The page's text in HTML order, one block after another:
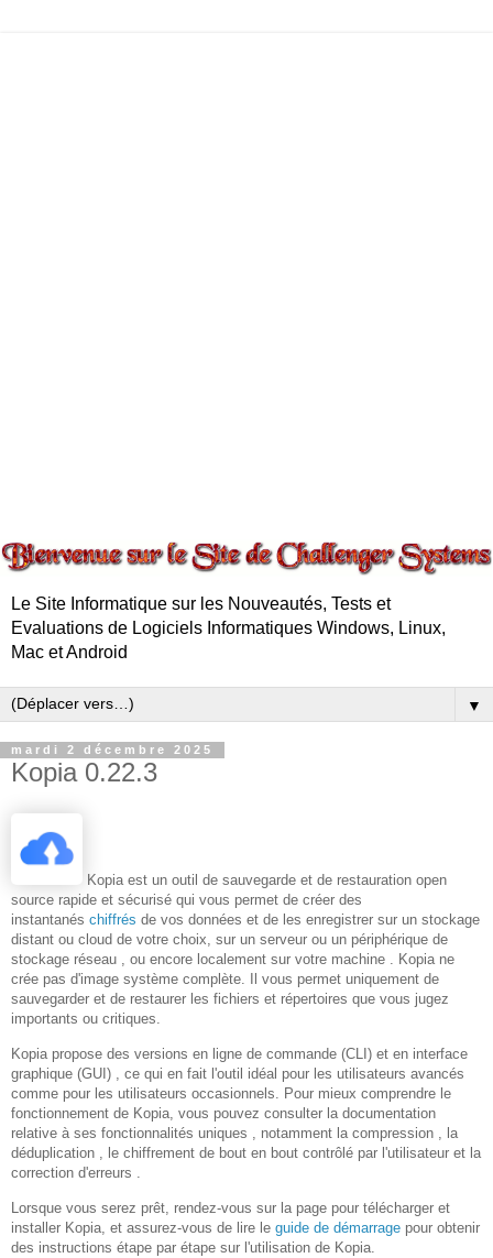
Le Site Informatique sur les Nouveautés, Tests et
Evaluations de Logiciels Informatiques Windows, Linux,
Mac et Android
▼
mardi 2 décembre 2025
Kopia 0.22.3
Kopia est un outil de sauvegarde et de restauration open
source rapide et sécurisé qui vous permet de créer des
instantanés chiffrés de vos données et de les enregistrer sur un stockage
distant ou cloud de votre choix, sur un serveur ou un périphérique de
stockage réseau , ou encore localement sur votre machine . Kopia ne
crée pas d'image système complète. Il vous permet uniquement de
sauvegarder et de restaurer les fichiers et répertoires que vous jugez
importants ou critiques.
Kopia propose des versions en ligne de commande (CLI) et en interface
graphique (GUI) , ce qui en fait l'outil idéal pour les utilisateurs avancés
comme pour les utilisateurs occasionnels. Pour mieux comprendre le
fonctionnement de Kopia, vous pouvez consulter la documentation
relative à ses fonctionnalités uniques , notamment la compression , la
déduplication , le chiffrement de bout en bout contrôlé par l'utilisateur et la
correction d'erreurs .
Lorsque vous serez prêt, rendez-vous sur la page pour télécharger et
installer Kopia, et assurez-vous de lire le guide de démarrage pour obtenir
des instructions étape par étape sur l'utilisation de Kopia.